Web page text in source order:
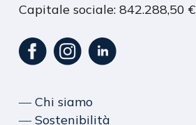
Capitale sociale: 842.288,50 €
― Chi siamo
― Sostenibilità